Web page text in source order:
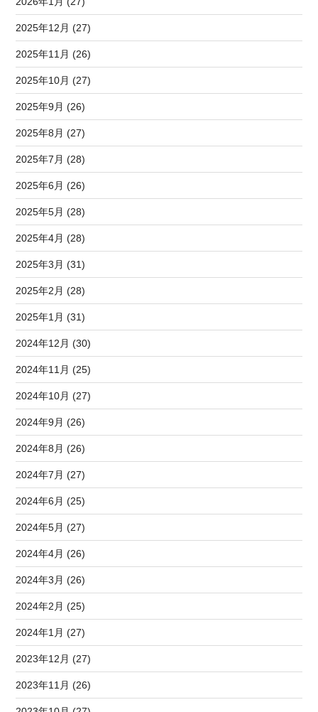
2025年12月 (27)
2025年11月 (26)
2025年10月 (27)
2025年9月 (26)
2025年8月 (27)
2025年7月 (28)
2025年6月 (26)
2025年5月 (28)
2025年4月 (28)
2025年3月 (31)
2025年2月 (28)
2025年1月 (31)
2024年12月 (30)
2024年11月 (25)
2024年10月 (27)
2024年9月 (26)
2024年8月 (26)
2024年7月 (27)
2024年6月 (25)
2024年5月 (27)
2024年4月 (26)
2024年3月 (26)
2024年2月 (25)
2024年1月 (27)
2023年12月 (27)
2023年11月 (26)